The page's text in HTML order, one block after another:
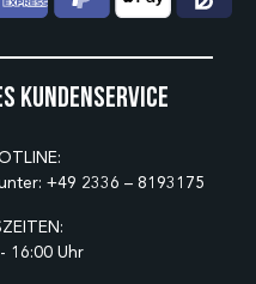
Kundenservice
+49 2336 – 8193175
16:00 Uhr